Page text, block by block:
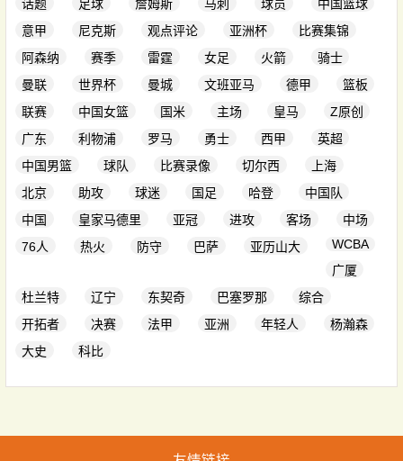
话题
足球 詹姆斯 马刺 球员
中国篮球
意甲
尼克斯 观点评论 亚洲杯
比赛集锦
阿森纳
赛季 雷霆 女足 火箭
骑士
曼联
世界杯 曼城 文班亚马 德甲
篮板
联赛
中国女篮 国米 主场 皇马
Z原创
广东
利物浦 罗马 勇士 西甲
英超
中国男篮
球队 比赛录像 切尔西
上海
北京
助攻 球迷 国足 哈登
中国队
中国
皇家马德里 亚冠 进攻 客场
中场
76人
热火 防守 巴萨 亚历山大
WCBA
广厦
杜兰特
辽宁 东契奇 巴塞罗那
综合
开拓者
决赛 法甲 亚洲 年轻人
杨瀚森
大史
科比